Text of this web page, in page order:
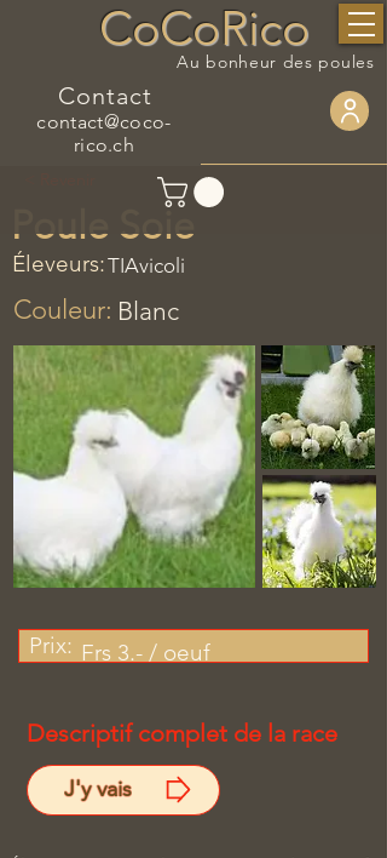
CoCoRico
Au bonheur des poules
Contact
contact@coco-
rico.ch
Poule Soie
Éleveurs:TIAvicoli
Couleur: Blanc
Prix: Frs 3.- / oeuf
Descriptif complet de la race
J'y vais
​